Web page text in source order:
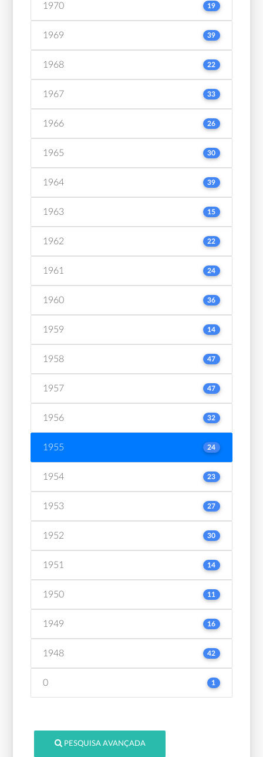
1970 19
1969 39
1968 22
1967 33
1966 26
1965 30
1964 39
1963 15
1962 22
1961 24
1960 36
1959 14
1958 47
1957 47
1956 32
1955 24
1954 23
1953 27
1952 30
1951 14
1950 11
1949 16
1948 42
0 1
PESQUISA AVANÇADA